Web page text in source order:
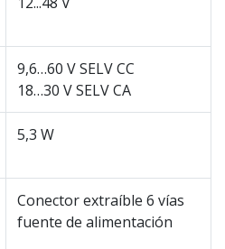
9,6…60 V SELV CC
18…30 V SELV CA
5,3 W
Conector extraíble 6 vías
fuente de alimentación